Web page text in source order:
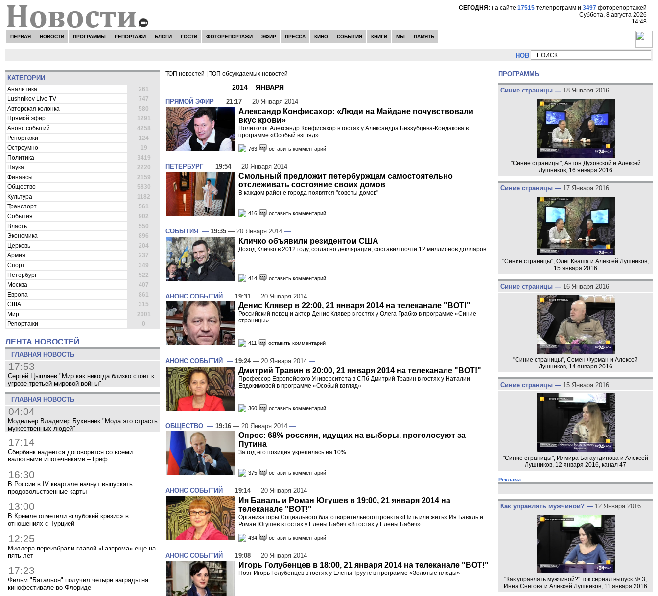
СЕГОДНЯ: на сайте 17515 телепрограмм и 3497 фоторепортажей
Суббота, 8 августа 2026
14:48
ПЕРВАЯ НОВОСТИ ПРОГРАММЫ РЕПОРТАЖИ БЛОГИ ГОСТИ ФОТОРЕПОРТАЖИ ЭФИР ПРЕССА КИНО СОБЫТИЯ КНИГИ МЫ ПАМЯТЬ
НОВОСТИ: Сергей Цыпляев "Мир как никогда близко
КАТЕГОРИИ
Аналитика
261
Lushnikov Live TV
747
Авторская колонка
580
Прямой эфир
1291
Анонс событий
4258
Репортажи
124
Остроумно
19
Политика
3419
Наука
2220
Финансы
2159
Общество
5830
Культура
1182
Транспорт
561
События
902
Власть
550
Экономика
896
Церковь
204
Армия
237
Спорт
349
Петербург
522
Москва
407
Европа
861
США
315
Мир
2001
Репортажи
0
ЛЕНТА НОВОСТЕЙ
ГЛАВНАЯ НОВОСТЬ
17:53
Сергей Цыпляев "Мир как никогда близко стоит к
угрозе третьей мировой войны"
ГЛАВНАЯ НОВОСТЬ
04:04
Модельер Владимир Бухинник "Мода это страсть
мужественных людей"
17:14
Сбербанк надеется договорится со всеми
валютными ипотечниками – Греф
16:30
В России в IV квартале начнут выпускать
продовольственные карты
13:00
В Кремле отметили «глубокий кризис» в
отношениях с Турцией
12:25
Миллера переизбрали главой «Газпрома» еще на
пять лет
17:23
Фильм "Батальон" получил четыре награды на
кинофестивале во Флориде
ТОП новостей ТОП обсуждаемых новостей
2014 ЯНВАРЯ
ПРЯМОЙ ЭФИР — 21:17 — 20 Января 2014 —
Александр Конфисахор: «Люди на Майдане почувствовали
вкус крови»
Политолог Александр Конфисахор в гостях у Александра Беззубцева-Кондакова в
программе «Особый взгляд»
763 оставить комментарий
ПЕТЕРБУРГ — 19:54— 20 Января 2014 —
Смольный предложит петербуржцам самостоятельно
отслеживать состояние своих домов
В каждом районе города появятся "советы домов"
416 оставить комментарий
СОБЫТИЯ — 19:35 — 20 Января 2014 —
Кличко объявили резидентом США
Доход Кличко в 2012 году, согласно декларации, составил почти 12 миллионов долларов
414 оставить комментарий
АНОНС СОБЫТИЙ — 19:31 — 20 Января 2014 —
Денис Клявер в 22:00, 21 января 2014 на телеканале "ВОТ!"
Российский певец и актер Денис Клявер в гостях у Олега Грабко в программе «Синие
страницы»
411 оставить комментарий
АНОНС СОБЫТИЙ — 19:24— 20 Января 2014 —
Дмитрий Травин в 20:00, 21 января 2014 на телеканале "ВОТ!"
Профессор Европейского Университета в СПб Дмитрий Травин в гостях у Наталии
Евдокимовой в программе «Особый взгляд»
360 оставить комментарий
ОБЩЕСТВО — 19:16 — 20 Января 2014 —
Опрос: 68% россиян, идущих на выборы, проголосуют за
Путина
За год его позиция укрепилась на 10%
375 оставить комментарий
АНОНС СОБЫТИЙ — 19:14— 20 Января 2014 —
Ия Баваль и Роман Югушев в 19:00, 21 января 2014 на
телеканале "ВОТ!"
Организаторы Социального благотворительного проекта «Пить или жить» Ия Баваль и
Роман Югушев в гостях у Елены Бабич «В гостях у Елены Бабич»
434 оставить комментарий
АНОНС СОБЫТИЙ — 19:08 — 20 Января 2014 —
Игорь Голубенцев в 18:00, 21 января 2014 на телеканале "ВОТ!"
Поэт Игорь Голубенцев в гостях у Елены Труутс в программе «Золотые плоды»
ПРОГРАММЫ
Синие страницы — 18 Января 2016
"Синие страницы", Антон Духовской и Алексей
Лушников, 16 января 2016
Синие страницы — 17 Января 2016
"Синие страницы", Олег Кваша и Алексей Лушников,
15 января 2016
Синие страницы — 16 Января 2016
"Синие страницы", Семен Фурман и Алексей
Лушников, 14 января 2016
Синие страницы — 15 Января 2016
"Синие страницы", Илмира Багаутдинова и Алексей
Лушников, 12 января 2016, канал 47
Реклама
Как управлять мужчиной? — 12 Января 2016
"Как управлять мужчиной?" ток сериал выпуск № 3,
Инна Снегова и Алексей Лушников, 11 января 2016